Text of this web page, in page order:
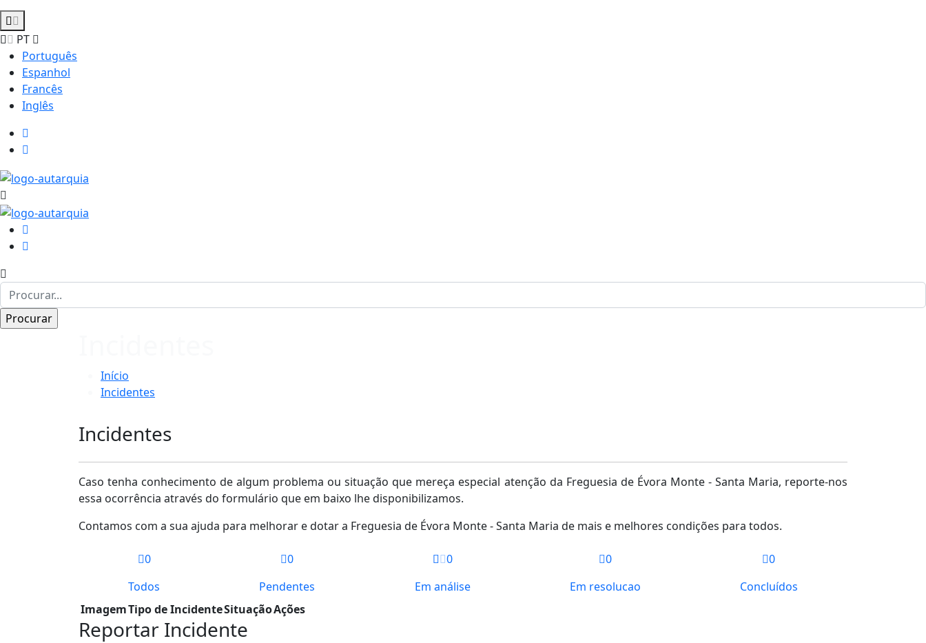
PT
Português
Espanhol
Francês
Inglês
Início
Incidentes
Incidentes
Caso tenha conhecimento de algum problema ou situação que mereça especial atenção da Freguesia de Évora Monte - Santa Maria, reporte-nos
essa ocorrência através do formulário que em baixo lhe disponibilizamos.
Contamos com a sua ajuda para melhorar e dotar a Freguesia de Évora Monte - Santa Maria de mais e melhores condições para todos.
0
Todos
0
Pendentes
0
Em análise
0
Em resolucao
0
Concluídos
ImagemTipo de IncidenteSituaçãoAções
Reportar Incidente